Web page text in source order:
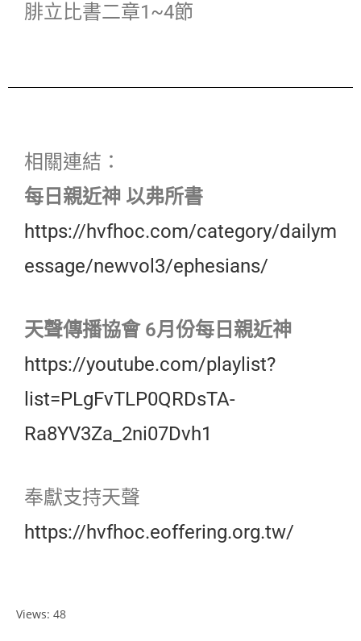
腓立比書二章1~4節
相關連結：
每日親近神 以弗所書
https://hvfhoc.com/category/dailym
essage/newvol3/ephesians/
天聲傳播協會 6月份每日親近神
https://youtube.com/playlist?
list=PLgFvTLP0QRDsTA-
Ra8YV3Za_2ni07Dvh1
奉獻支持天聲
https://hvfhoc.eoffering.org.tw/
Views: 48